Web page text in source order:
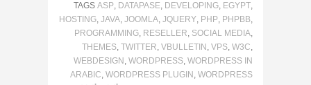
TAGS ASP, DATAPASE, DEVELOPING, EGYPT,
HOSTING, JAVA, JOOMLA, JQUERY, PHP, PHPBB,
PROGRAMMING, RESELLER, SOCIAL MEDIA,
THEMES, TWITTER, VBULLETIN , VPS, W3C,
WEBDESIGN , WORDPRESS, WORDPRESS IN
ARABIC, WORDPRESS PLUGIN , WORDPRESS